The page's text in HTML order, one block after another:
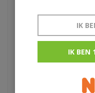
Chateau Pomes de
IK
IK BEN